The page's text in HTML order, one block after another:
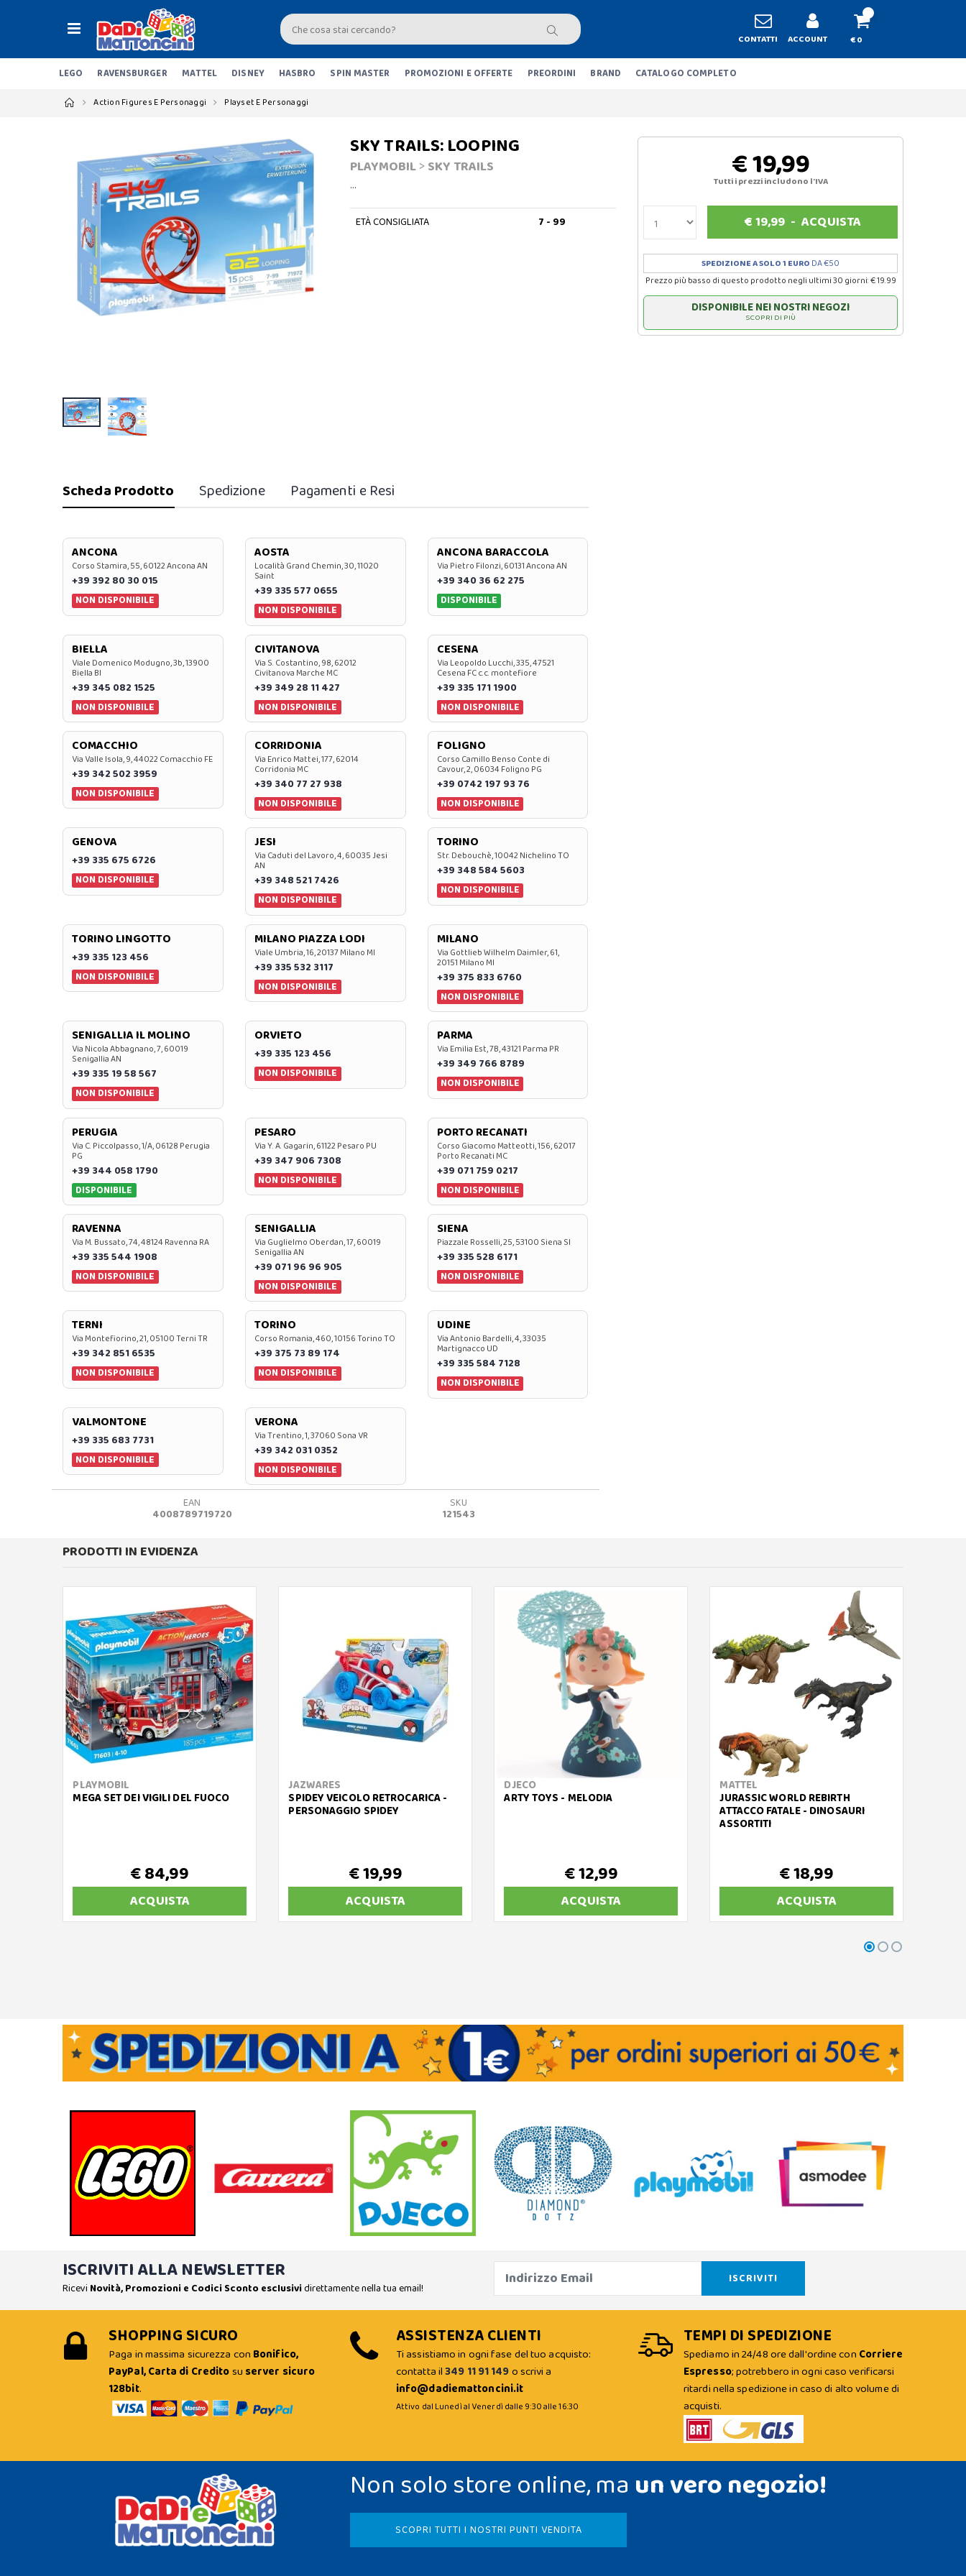
CONTATTI ACCOUNT € 0
LEGO RAVENSBURGER MATTEL DISNEY HASBRO SPIN MASTER PROMOZIONI E OFFERTE PREORDINI BRAND CATALOGO COMPLETO
Action Figures E Personaggi Playset E Personaggi
SKY TRAILS: LOOPING
PLAYMOBIL> SKY TRAILS
…
ETÀ CONSIGLIATA 7 - 99
€ 19,99
Tutti i prezzi includono l'IVA
€19,99- ACQUISTA
SPEDIZIONE A SOLO 1 EURO DA €50
Prezzo più basso di questo prodotto negli ultimi 30 giorni: € 19.99
DISPONIBILE NEI NOSTRI NEGOZI
SCOPRI DI PIÙ
Scheda Prodotto Spedizione Pagamenti e Resi
ANCONA
Corso Stamira, 55, 60122 Ancona AN
+39 392 80 30 015
NON DISPONIBILE
AOSTA
Località Grand Chemin, 30, 11020
Saint
+39 335 577 0655
NON DISPONIBILE
ANCONA BARACCOLA
Via Pietro Filonzi, 60131 Ancona AN
+39 340 36 62 275
DISPONIBILE
BIELLA
Viale Domenico Modugno, 3b, 13900
Biella BI
+39 345 082 1525
NON DISPONIBILE
CIVITANOVA
Via S. Costantino, 98, 62012
Civitanova Marche MC
+39 349 28 11 427
NON DISPONIBILE
CESENA
Via Leopoldo Lucchi, 335, 47521
Cesena FC c.c. montefiore
+39 335 171 1900
NON DISPONIBILE
COMACCHIO
Via Valle Isola, 9, 44022 Comacchio FE
+39 342 502 3959
NON DISPONIBILE
CORRIDONIA
Via Enrico Mattei, 177, 62014
Corridonia MC
+39 340 77 27 938
NON DISPONIBILE
FOLIGNO
Corso Camillo Benso Conte di
Cavour, 2, 06034 Foligno PG
+39 0742 197 93 76
NON DISPONIBILE
GENOVA
+39 335 675 6726
NON DISPONIBILE
JESI
Via Caduti del Lavoro, 4, 60035 Jesi
AN
+39 348 521 7426
NON DISPONIBILE
TORINO
Str. Debouchè, 10042 Nichelino TO
+39 348 584 5603
NON DISPONIBILE
TORINO LINGOTTO
+39 335 123 456
NON DISPONIBILE
MILANO PIAZZA LODI
Viale Umbria, 16, 20137 Milano MI
+39 335 532 3117
NON DISPONIBILE
MILANO
Via Gottlieb Wilhelm Daimler, 61,
20151 Milano MI
+39 375 833 6760
NON DISPONIBILE
SENIGALLIA IL MOLINO
Via Nicola Abbagnano, 7, 60019
Senigallia AN
+39 335 19 58 567
NON DISPONIBILE
ORVIETO
+39 335 123 456
NON DISPONIBILE
PARMA
Via Emilia Est, 7B, 43121 Parma PR
+39 349 766 8789
NON DISPONIBILE
PERUGIA
Via C. Piccolpasso, 1/A, 06128 Perugia
PG
+39 344 058 1790
DISPONIBILE
PESARO
Via Y. A. Gagarin, 61122 Pesaro PU
+39 347 906 7308
NON DISPONIBILE
PORTO RECANATI
Corso Giacomo Matteotti, 156, 62017
Porto Recanati MC
+39 071 759 0217
NON DISPONIBILE
RAVENNA
Via M. Bussato, 74, 48124 Ravenna RA
+39 335 544 1908
NON DISPONIBILE
SENIGALLIA
Via Guglielmo Oberdan, 17, 60019
Senigallia AN
+39 071 96 96 905
NON DISPONIBILE
SIENA
Piazzale Rosselli, 25, 53100 Siena SI
+39 335 528 6171
NON DISPONIBILE
TERNI
Via Montefiorino, 21, 05100 Terni TR
+39 342 851 6535
NON DISPONIBILE
TORINO
Corso Romania, 460, 10156 Torino TO
+39 375 73 89 174
NON DISPONIBILE
UDINE
Via Antonio Bardelli, 4, 33035
Martignacco UD
+39 335 584 7128
NON DISPONIBILE
VALMONTONE
+39 335 683 7731
NON DISPONIBILE
VERONA
Via Trentino, 1, 37060 Sona VR
+39 342 031 0352
NON DISPONIBILE
EAN
4008789719720
SKU
121543
PRODOTTI IN EVIDENZA
PLAYMOBIL
MEGA SET DEI VIGILI DEL FUOCO
€ 84,99
ACQUISTA
JAZWARES
SPIDEY VEICOLO RETROCARICA -
PERSONAGGIO SPIDEY
€ 19,99
ACQUISTA
DJECO
ARTY TOYS - MELODIA
€ 12,99
ACQUISTA
MATTEL
JURASSIC WORLD REBIRTH
ATTACCO FATALE - DINOSAURI
ASSORTITI
€ 18,99
ACQUISTA
ISCRIVITI ALLA NEWSLETTER
Ricevi Novità, Promozioni e Codici Sconto esclusividirettamente nella tua email!
SHOPPING SICURO
Paga in massima sicurezza con Bonifico,
PayPal, Carta di Creditosu server sicuro
128bit.
ASSISTENZA CLIENTI
Ti assistiamo in ogni fase del tuo acquisto:
contatta il349 11 91 149o scrivi a
info@dadiemattoncini.it
Attivo dal Lunedì al Venerdì dalle 9:30 alle 16:30
TEMPI DI SPEDIZIONE
Spediamo in 24/48 ore dall'ordine con Corriere
Espresso; potrebbero in ogni caso verificarsi
ritardi nella spedizione in caso di alto volume di
acquisti.
Non solo store online, ma un vero negozio!
SCOPRI TUTTI I NOSTRI PUNTI VENDITA